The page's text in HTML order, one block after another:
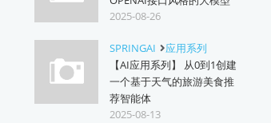
2025-08-26
SPRINGAI
应用系列
【AI应用系列】 从0到1创建
一个基于天气的旅游美食推
荐智能体
2025-08-13